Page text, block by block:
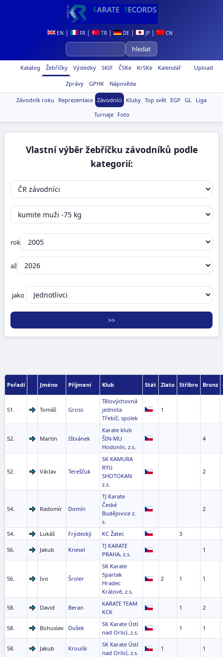
EN | FR | TR | DE | JP | CN
Upload
Katalog Žebříčky Výsledky SKIF ČSKe KrSKe Kalendář
Zprávy GPHK Nápověda
Závodník roku Reprezentace Závodníci Kluby Top svět EGP GL Liga
Turnaje
Foto
Vlastní výběr žebříčku závodníků podle
kategorií:
rok
až
jako
Pořadí Jméno Příjmení Klub Stát Zlato Stříbro Bronz
51. Tomáš Gross
Tělovýchovná
jednota
Třebíč, spolek
1
52. Martin Ištvánek
Karate klub
ŠIN-MU
Hodonín, z.s.
4
52. Václav Tereščuk
SK KAMURA
RYU
SHOTOKAN
z.s.
2
54. Radomír Domín
TJ Karate
České
Budějovice z.
s.
2
54. Lukáš Frýdecký KC Žatec 3
56. Jakub Knesel
TJ KARATE
PRAHA, z.s.
1
56. Ivo Šroler
SK Karate
Spartak
Hradec
Králové, z.s.
2 1 1
58. David Beran
KARATE TEAM
KCK
1 2
58. Bohuslav Dušek
SK Karate Ústí
nad Orlicí, z.s.
1 1
58. Jakub Kroulík
SK Karate Ústí
nad Orlicí, z.s.
1 1